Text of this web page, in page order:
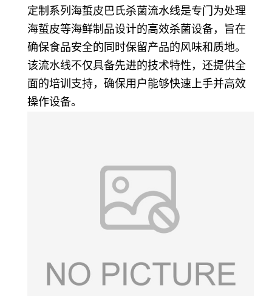
定制系列海蜇皮巴氏杀菌流水线是专门为处理
海蜇皮等海鲜制品设计的高效杀菌设备，旨在
确保食品安全的同时保留产品的风味和质地。
该流水线不仅具备先进的技术特性，还提供全
面的培训支持，确保用户能够快速上手并高效
操作设备。